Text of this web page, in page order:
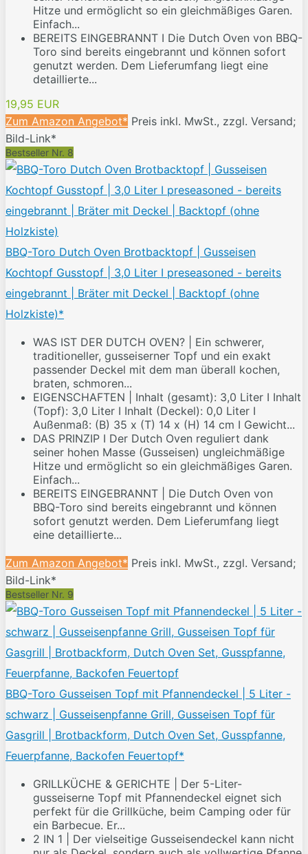
Hitze und ermöglicht so ein gleichmäßiges Garen.
Einfach...
BEREITS EINGEBRANNT I Die Dutch Oven von BBQ-
Toro sind bereits eingebrannt und können sofort
genutzt werden. Dem Lieferumfang liegt eine
detaillierte...
19,95 EUR
Zum Amazon Angebot* Preis inkl. MwSt., zzgl. Versand;
Bild-Link*
Bestseller Nr. 8
BBQ-Toro Dutch Oven Brotbacktopf | Gusseisen
Kochtopf Gusstopf | 3,0 Liter I preseasoned - bereits
eingebrannt | Bräter mit Deckel | Backtopf (ohne
Holzkiste)*
WAS IST DER DUTCH OVEN? | Ein schwerer,
traditioneller, gusseiserner Topf und ein exakt
passender Deckel mit dem man überall kochen,
braten, schmoren...
EIGENSCHAFTEN | Inhalt (gesamt): 3,0 Liter I Inhalt
(Topf): 3,0 Liter I Inhalt (Deckel): 0,0 Liter I
Außenmaß: (B) 35 x (T) 14 x (H) 14 cm I Gewicht...
DAS PRINZIP I Der Dutch Oven reguliert dank
seiner hohen Masse (Gusseisen) ungleichmäßige
Hitze und ermöglicht so ein gleichmäßiges Garen.
Einfach...
BEREITS EINGEBRANNT | Die Dutch Oven von
BBQ-Toro sind bereits eingebrannt und können
sofort genutzt werden. Dem Lieferumfang liegt
eine detaillierte...
Zum Amazon Angebot* Preis inkl. MwSt., zzgl. Versand;
Bild-Link*
Bestseller Nr. 9
BBQ-Toro Gusseisen Topf mit Pfannendeckel | 5 Liter -
schwarz | Gusseisenpfanne Grill, Gusseisen Topf für
Gasgrill | Brotbackform, Dutch Oven Set, Gusspfanne,
Feuerpfanne, Backofen Feuertopf*
GRILLKÜCHE & GERICHTE | Der 5-Liter-
gusseiserne Topf mit Pfannendeckel eignet sich
perfekt für die Grillküche, beim Camping oder für
ein Barbecue. Er...
2 IN 1 | Der vielseitige Gusseisendeckel kann nicht